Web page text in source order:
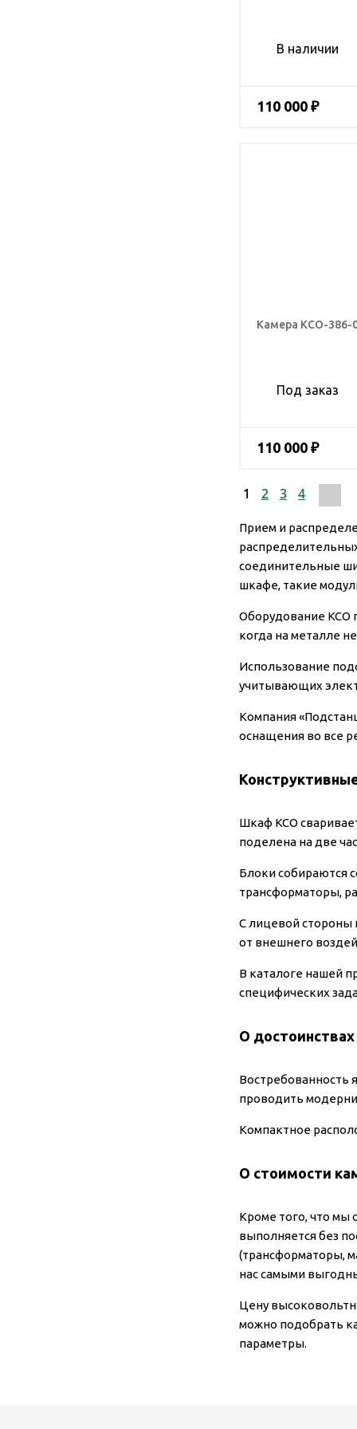
В наличии
110 000 ₽
Камера КСО-386-
Под заказ
110 000 ₽
1 2 3 4
Прием и
соединительные
шкафе, такие
Оборудование КСО
когда на металле
Использование
учитывающих
Компания
оснащения во все
Шкаф КСО
поделена на две
Блоки собираются
трансформаторы,
С лицевой
от внешнего
В каталоге нашей
специфических
О
Востребованность
проводить
Компактное
О стоимости
Кроме того, что мы
выполняется без
(трансформаторы,
нас самыми
Цену
можно подобрать
параметры.